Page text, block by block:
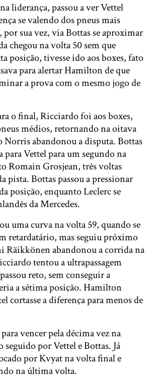
liderança, passou a ver Vettel
se valendo dos pneus mais
sua vez, via Bottas se aproximar
chegou na volta 50 sem que
posição, tivesse ido aos boxes, fato
para alertar Hamilton de que
a prova com o mesmo jogo de
o final, Ricciardo foi aos boxes,
médios, retornando na oitava
Norris abandonou a disputa. Bottas
Vettel para um segundo na
Romain Grosjean, três voltas
pista. Bottas passou a pressionar
posição, enquanto Leclerc se
da Mercedes.
uma curva na volta 59, quando se
retardatário, mas seguiu próximo
Räikkönen abandonou a corrida na
tentou a ultrapassagem
reto, sem conseguir a
a sétima posição. Hamilton
cortasse a diferença para menos de
vencer pela décima vez na
seguido por Vettel e Bottas. Já
por Kvyat na volta final e
na última volta.